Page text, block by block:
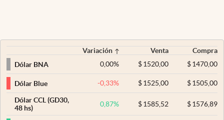
Variación Venta
Compra
Dólar BNA
0,00% $ 1520,00 $1470,00
Dólar Blue -0,33% $ 1525,00 $1505,00
Dólar CCL (GD30,
48 hs)
0,87% $ 1585,52 $1576,89